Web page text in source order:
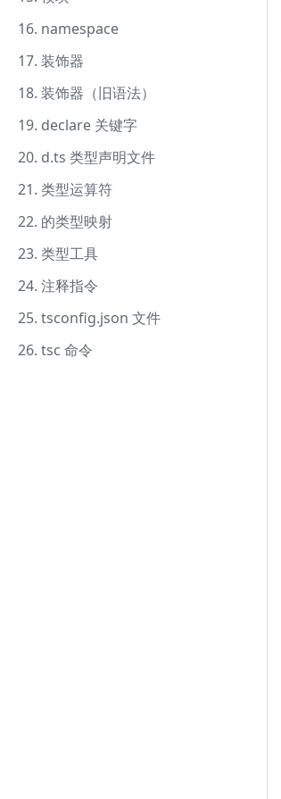
16. namespace
17. 装饰器
18. 装饰器（旧语法）
19. declare 关键字
20. d.ts 类型声明文件
21. 类型运算符
22. 的类型映射
23. 类型工具
24. 注释指令
25. tsconfig.json 文件
26. tsc 命令